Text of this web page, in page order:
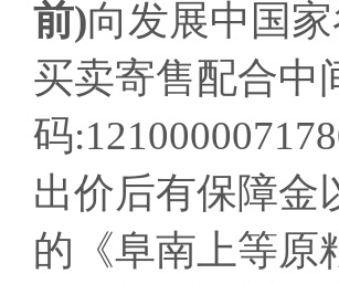
前)向发展中国
买卖寄售配合中
码
出价后有保障金
的《阜南上等原